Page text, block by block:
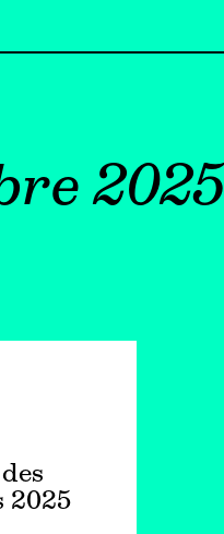
2025
2025